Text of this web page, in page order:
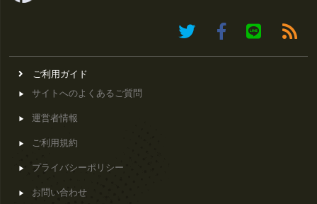
ご利用ガイド
サイトへのよくあるご質問
運営者情報
ご利用規約
プライバシーポリシー
お問い合わせ